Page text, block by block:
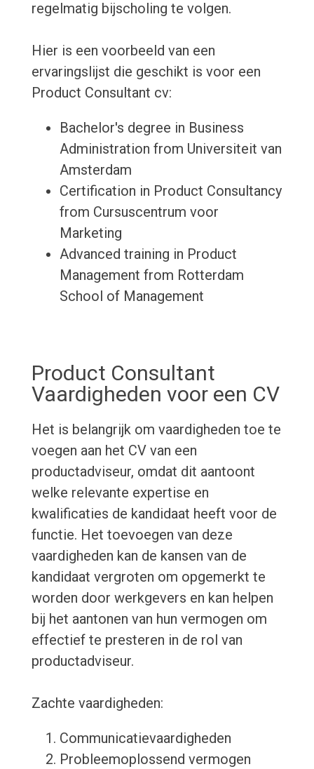
regelmatig bijscholing te volgen.
Hier is een voorbeeld van een
ervaringslijst die geschikt is voor een
Product Consultant cv:
Bachelor's degree in Business
Administration from Universiteit van
Amsterdam
Certification in Product Consultancy
from Cursuscentrum voor
Marketing
Advanced training in Product
Management from Rotterdam
School of Management
Product Consultant
Vaardigheden voor een CV
Het is belangrijk om vaardigheden toe te
voegen aan het CV van een
productadviseur, omdat dit aantoont
welke relevante expertise en
kwalificaties de kandidaat heeft voor de
functie. Het toevoegen van deze
vaardigheden kan de kansen van de
kandidaat vergroten om opgemerkt te
worden door werkgevers en kan helpen
bij het aantonen van hun vermogen om
effectief te presteren in de rol van
productadviseur.
Zachte vaardigheden:
Communicatievaardigheden
Probleemoplossend vermogen